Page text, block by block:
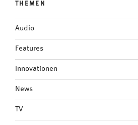
THEMEN
Audio
Features
Innovationen
News
TV